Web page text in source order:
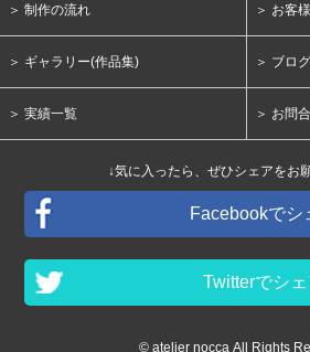
＞ 制作の流れ ＞ お客
＞ ギャラリー(作品集) ＞ ブロ
＞ 実績一覧 ＞ お問
↓気に入ったら、ぜひシェアをお
Facebookでシ
Twitterでシ
© atelier nocca All Rights